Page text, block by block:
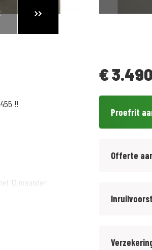
!!
12 maanden
€
Proefrit
Offerte